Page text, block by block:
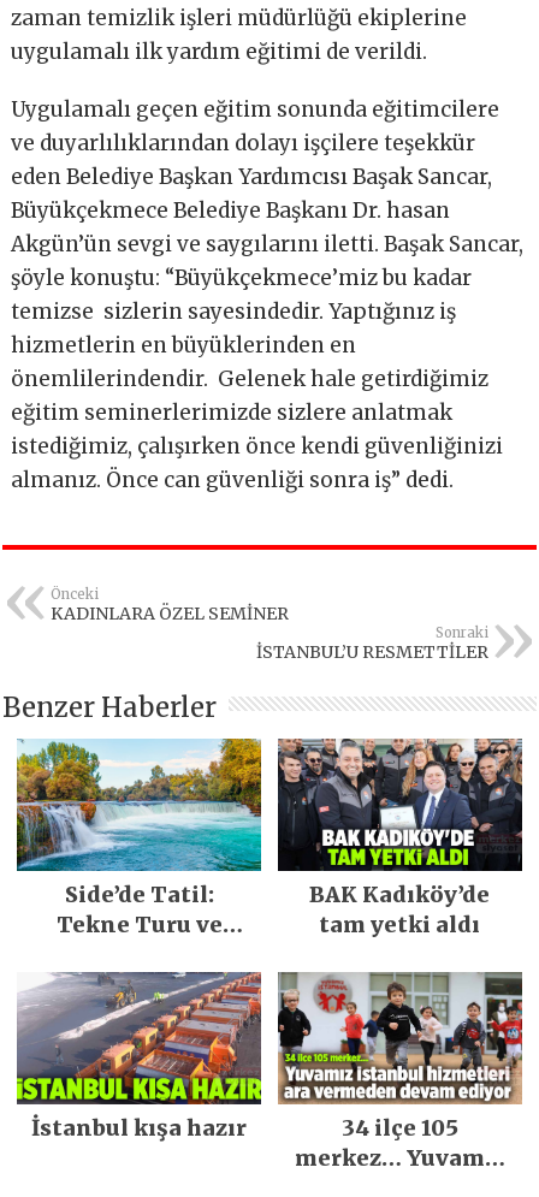
zaman temizlik işleri müdürlüğü ekiplerine
uygulamalı ilk yardım eğitimi de verildi.
Uygulamalı geçen eğitim sonunda eğitimcilere
ve duyarlılıklarından dolayı işçilere teşekkür
eden Belediye Başkan Yardımcısı Başak Sancar,
Büyükçekmece Belediye Başkanı Dr. hasan
Akgün’ün sevgi ve saygılarını iletti. Başak Sancar,
şöyle konuştu: “Büyükçekmece’miz bu kadar
temizse sizlerin sayesindedir. Yaptığınız iş
hizmetlerin en büyüklerinden en
önemlilerindendir. Gelenek hale getirdiğimiz
eğitim seminerlerimizde sizlere anlatmak
istediğimiz, çalışırken önce kendi güvenliğinizi
almanız. Önce can güvenliği sonra iş” dedi.
Önceki
KADINLARA ÖZEL SEMİNER
Sonraki
İSTANBUL’U RESMETTİLER
Benzer Haberler
Side’de Tatil:
Tekne Turu ve
BAK Kadıköy’de
tam yetki aldı
İstanbul kışa hazır
34 ilçe 105
merkez… Yuvamız